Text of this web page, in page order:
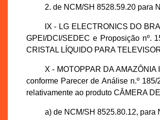
2. de NCM/SH 8528.59.20 para
IX - LG ELECTRONICS DO
GPEI/DCI/SEDEC e Proposição nº.
CRISTAL LÍQUIDO PARA
X - MOTOPPAR DA
conforme Parecer de Análise n.º
relativamente ao produto CÂMERA
a) de NCM/SH 8525.80.12, para